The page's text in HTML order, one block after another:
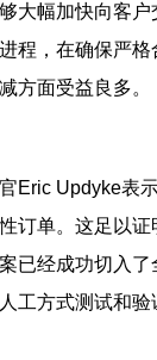
大幅加快向客
程，在确保严
方面受益良多。
Eric Updyke表
订单。这足以
已经成功切入
工方式测试和验